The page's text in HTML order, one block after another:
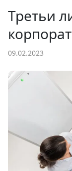
Третьи
09.02.2023